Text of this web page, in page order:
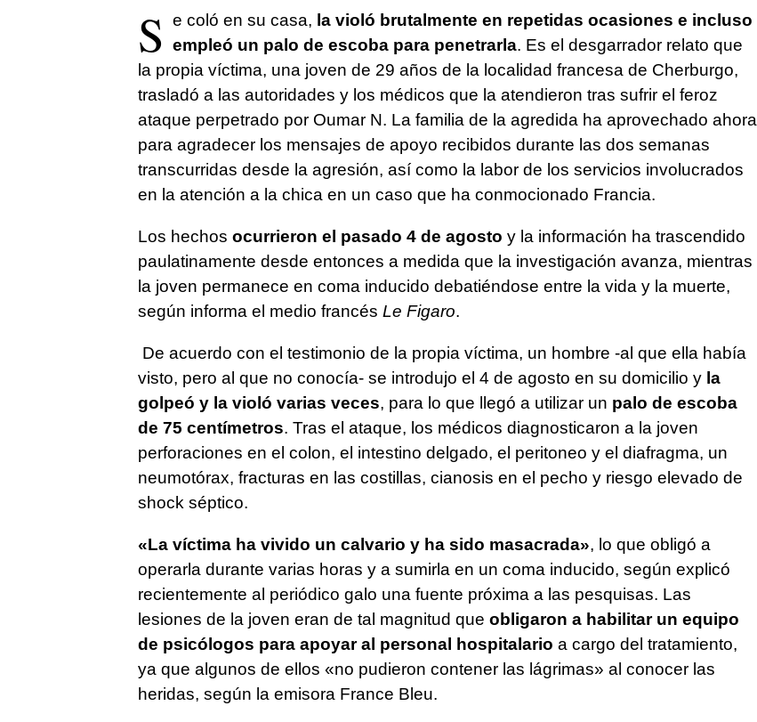
S e coló en su casa, la violó brutalmente en repetidas ocasiones e incluso
empleó un palo de escoba para penetrarla. Es el desgarrador relato que
la propia víctima, una joven de 29 años de la localidad francesa de Cherburgo,
trasladó a las autoridades y los médicos que la atendieron tras sufrir el feroz
ataque perpetrado por Oumar N. La familia de la agredida ha aprovechado ahora
para agradecer los mensajes de apoyo recibidos durante las dos semanas
transcurridas desde la agresión, así como la labor de los servicios involucrados
en la atención a la chica en un caso que ha conmocionado Francia.
Los hechos ocurrieron el pasado 4 de agosto y la información ha trascendido
paulatinamente desde entonces a medida que la investigación avanza, mientras
la joven permanece en coma inducido debatiéndose entre la vida y la muerte,
según informa el medio francés Le Figaro.
De acuerdo con el testimonio de la propia víctima, un hombre -al que ella había
visto, pero al que no conocía- se introdujo el 4 de agosto en su domicilio y la
golpeó y la violó varias veces, para lo que llegó a utilizar un palo de escoba
de 75 centímetros. Tras el ataque, los médicos diagnosticaron a la joven
perforaciones en el colon, el intestino delgado, el peritoneo y el diafragma, un
neumotórax, fracturas en las costillas, cianosis en el pecho y riesgo elevado de
shock séptico.
«La víctima ha vivido un calvario y ha sido masacrada», lo que obligó a
operarla durante varias horas y a sumirla en un coma inducido, según explicó
recientemente al periódico galo una fuente próxima a las pesquisas. Las
lesiones de la joven eran de tal magnitud que obligaron a habilitar un equipo
de psicólogos para apoyar al personal hospitalario a cargo del tratamiento,
ya que algunos de ellos «no pudieron contener las lágrimas» al conocer las
heridas, según la emisora France Bleu.